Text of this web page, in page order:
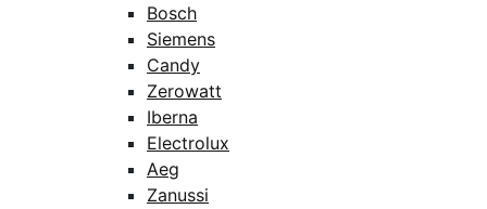
Bosch
Siemens
Candy
Zerowatt
Iberna
Electrolux
Aeg
Zanussi